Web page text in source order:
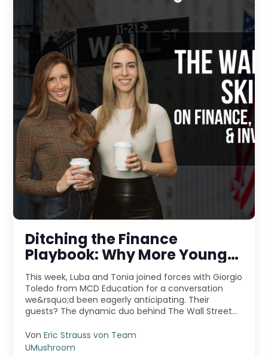
Ditching the Finance
Playbook: Why More Young
Pros Are Jumping Into
Entrepreneurship
This week, Luba and Tonia joined forces with Giorgio
Toledo from MCD Education for a conversation
we&rsquo;d been eagerly anticipating. Their
guests? The dynamic duo behind The Wall Street
VonEric Strauss von Team
UMushroom